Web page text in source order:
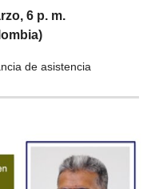
6 p. m.
de asistencia